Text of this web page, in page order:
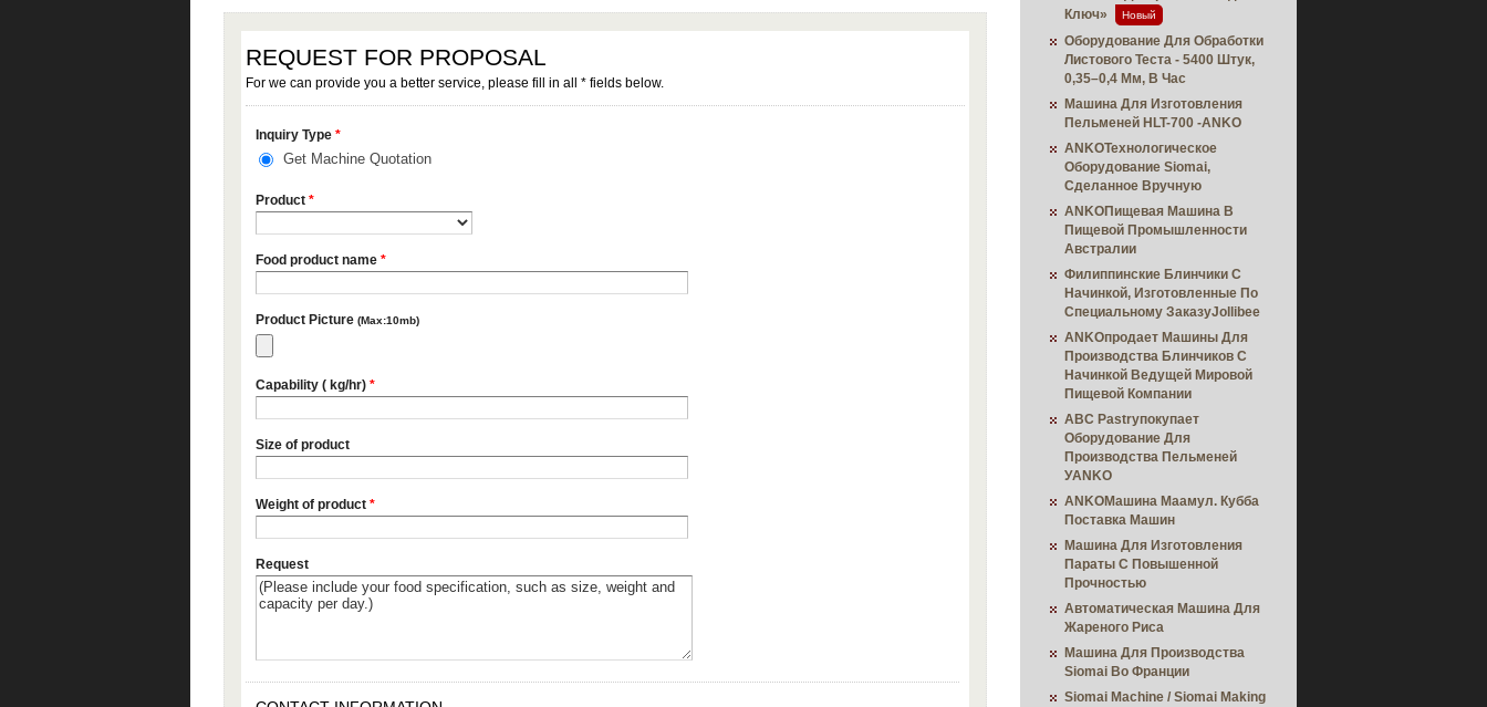
Ключ»
Новый
Оборудование Для Обработки
Листового Теста - 5400 Штук,
0,35–0,4 Мм, В Час
Машина Для Изготовления
Пельменей HLT-700 -ANKO
ANKOТехнологическое
Оборудование Siomai,
Сделанное Вручную
ANKOПищевая Машина В
Пищевой Промышленности
Австралии
Филиппинские Блинчики С
Начинкой, Изготовленные По
Специальному ЗаказуJollibee
ANKOпродает Машины Для
Производства Блинчиков С
Начинкой Ведущей Мировой
Пищевой Компании
ABC Pastryпокупает
Оборудование Для
Производства Пельменей
УANKO
ANKOМашина Маамул. Кубба
Поставка Машин
Машина Для Изготовления
Параты С Повышенной
Прочностью
Автоматическая Машина Для
Жареного Риса
Машина Для Производства
Siomai Во Франции
Siomai Machine / Siomai Making